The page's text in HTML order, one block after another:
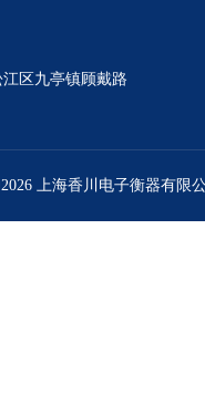
区九亭镇顾戴路
上海香川电子衡器有限